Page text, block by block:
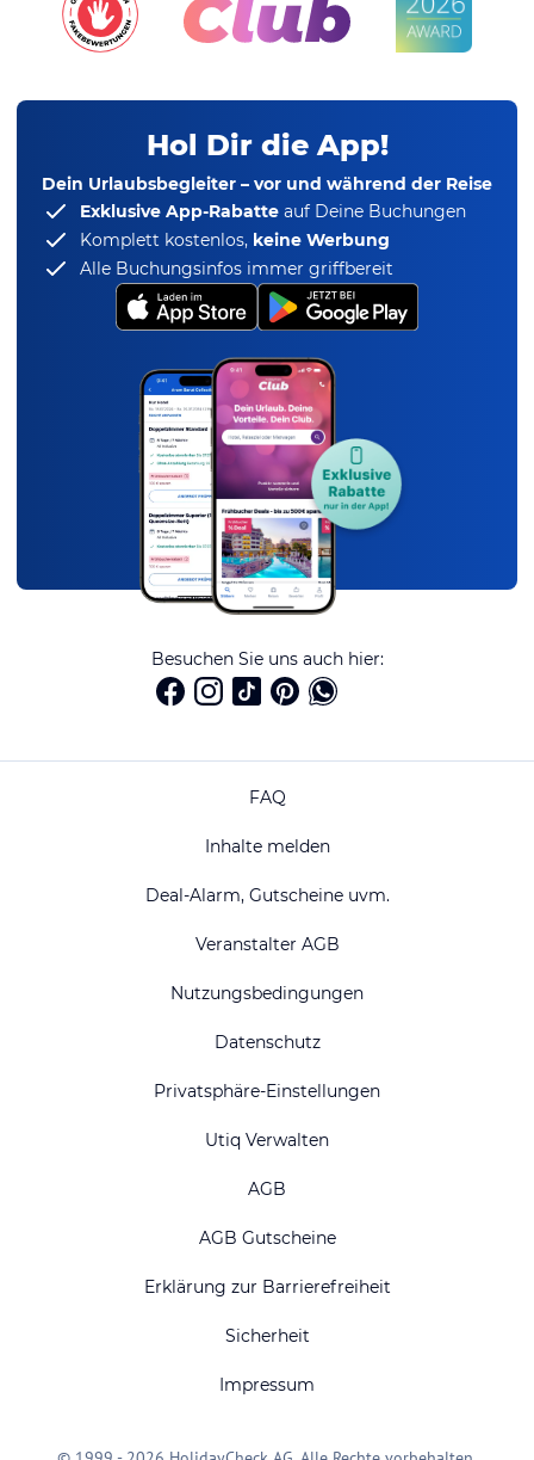
Hol Dir die App!
Dein Urlaubsbegleiter – vor und während der Reise
Exklusive App-Rabatte auf Deine Buchungen
Komplett kostenlos, keine Werbung
Alle Buchungsinfos immer griffbereit
Besuchen Sie uns auch hier:
FAQ
Inhalte melden
Deal-Alarm, Gutscheine uvm.
Veranstalter AGB
Nutzungsbedingungen
Datenschutz
Privatsphäre-Einstellungen
Utiq Verwalten
AGB
AGB Gutscheine
Erklärung zur Barrierefreiheit
Sicherheit
Impressum